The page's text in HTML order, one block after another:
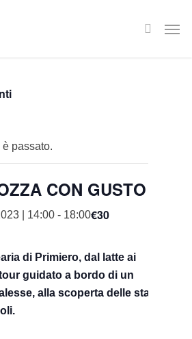
search
passato.
CON GUSTO
| 14:00 - 18:00€30
di Primiero, dal latte ai
guidato a bordo di un
alla scoperta delle stalle e di